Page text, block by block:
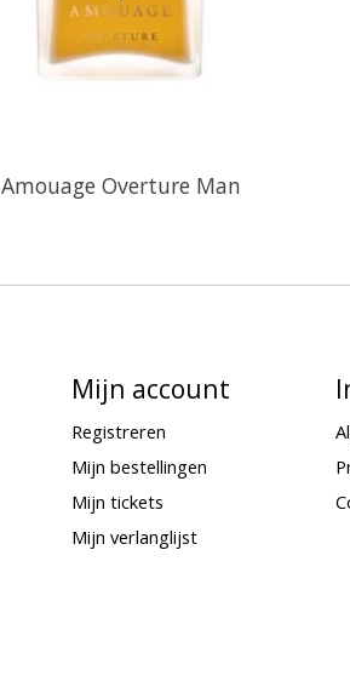
Amouage Overture Man
Mijn account
Registreren
Mijn bestellingen
Mijn tickets
Mijn verlanglijst